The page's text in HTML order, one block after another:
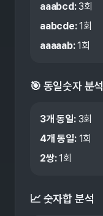
aaabcd: 3회
aabcde: 1회
aaaaab: 1회
🎯 동일숫자 분석
3개 동일: 3회
4개 동일: 1회
2쌍: 1회
📈 숫자합 분석